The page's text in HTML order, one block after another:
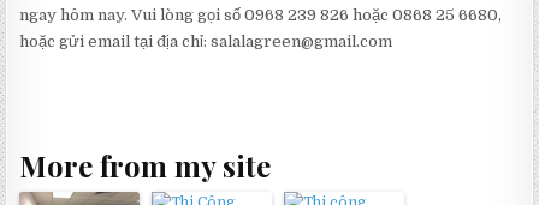
ngay hôm nay. Vui lòng gọi số 0968 239 826 hoặc 0868 25 6680,
hoặc gửi email tại địa chỉ: salalagreen@gmail.com
More from my site